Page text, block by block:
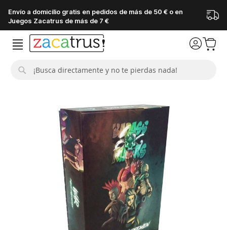
Envío a domicilio gratis en pedidos de más de 50 € o en
Juegos Zacatrus de más de 7 €